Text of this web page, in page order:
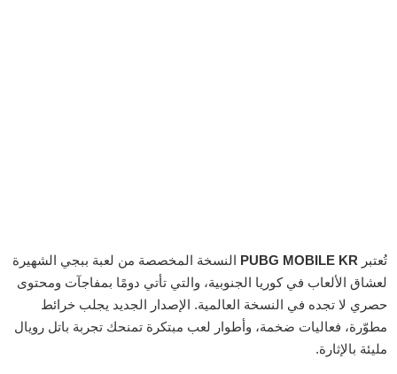
تُعتبر PUBG MOBILE KR النسخة المخصصة من لعبة ببجي الشهيرة
لعشاق الألعاب في كوريا الجنوبية، والتي تأتي دومًا بمفاجآت ومحتوى
حصري لا تجده في النسخة العالمية. الإصدار الجديد يجلب خرائط
مطوّرة، فعاليات ضخمة، وأطوار لعب مبتكرة تمنحك تجربة باتل رويال
مليئة بالإثارة.